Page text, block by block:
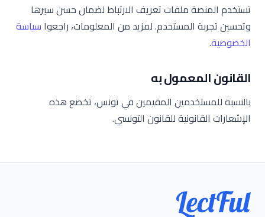
تستخدم المنصة ملفات تعريف الارتباط لضمان حسن سيرها
وتحسين تجربة المستخدم. لمزيد من المعلومات، راجعوا سياسة
الخصوصية.
القانون المعمول به
بالنسبة للمستخدمين المقيمين في تونس، تخضع هذه
الإشعارات القانونية للقانون التونسي.